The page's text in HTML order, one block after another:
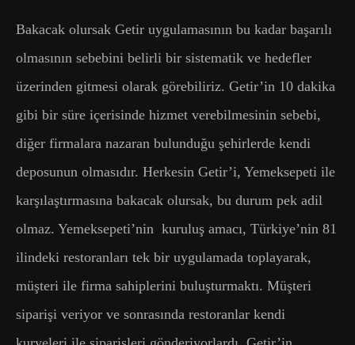
Bakacak olursak Getir uygulamasının bu kadar başarılı
olmasının sebebini belirli bir sistematik ve hedefler
üzerinden gitmesi olarak görebiliriz. Getir’in 10 dakika
gibi bir süre içerisinde hizmet verebilmesinin sebebi,
diğer firmalara nazaran bulunduğu şehirlerde kendi
deposunun olmasıdır. Herkesin Getir’i, Yemeksepeti ile
karşılaştırmasına bakacak olursak, bu durum pek adil
olmaz. Yemeksepeti’nin kuruluş amacı, Türkiye’nin 81
ilindeki restoranları tek bir uygulamada toplayarak,
müşteri ile firma sahiplerini buluşturmaktı. Müşteri
siparişi veriyor ve sonrasında restoranlar kendi